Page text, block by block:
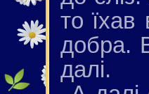
то їхав
добра.
далі.